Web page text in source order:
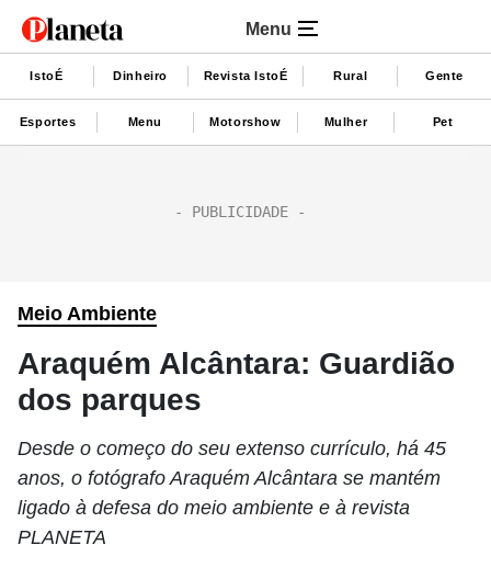
Menu
IstoÉ Dinheiro Revista IstoÉ Rural Gente
Esportes Menu Motorshow Mulher Pet
Meio Ambiente
Araquém Alcântara: Guardião
dos parques
Desde o começo do seu extenso currículo, há 45
anos, o fotógrafo Araquém Alcântara se mantém
ligado à defesa do meio ambiente e à revista
PLANETA